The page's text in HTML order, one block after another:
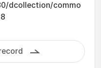
dcollection/commo